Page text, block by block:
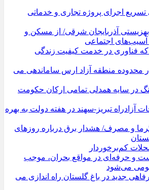
تسریع اجرای پروژه تجاری و خدماتی
بهزیستی آذربایجان شرقی/ از مسکن و
آسیب‌های اجتماعی
که فناوری در خدمت کیفیت زندگی
محدوده منطقه آزاد ارس ساماندهی می
در سایه همدلی تمامی ارکان حکومت
آزادراه تبریز-سهند در هفته دولت به بهره
و مصرف/ هشدار برق درباره روزهای
کم‌برخوردار
و حرفه‌ای در مواقع بحران، موجب
می‌شود
جدید در باغ گلستان راه اندازی می